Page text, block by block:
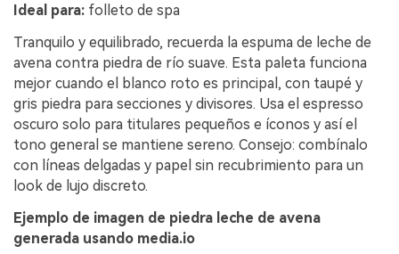
Ideal para: folleto de spa
Tranquilo y equilibrado, recuerda la espuma de leche de
avena contra piedra de río suave. Esta paleta funciona
mejor cuando el blanco roto es principal, con taupé y
gris piedra para secciones y divisores. Usa el espresso
oscuro solo para titulares pequeños e íconos y así el
tono general se mantiene sereno. Consejo: combínalo
con líneas delgadas y papel sin recubrimiento para un
look de lujo discreto.
Ejemplo de imagen de piedra leche de avena
generada usando media.io